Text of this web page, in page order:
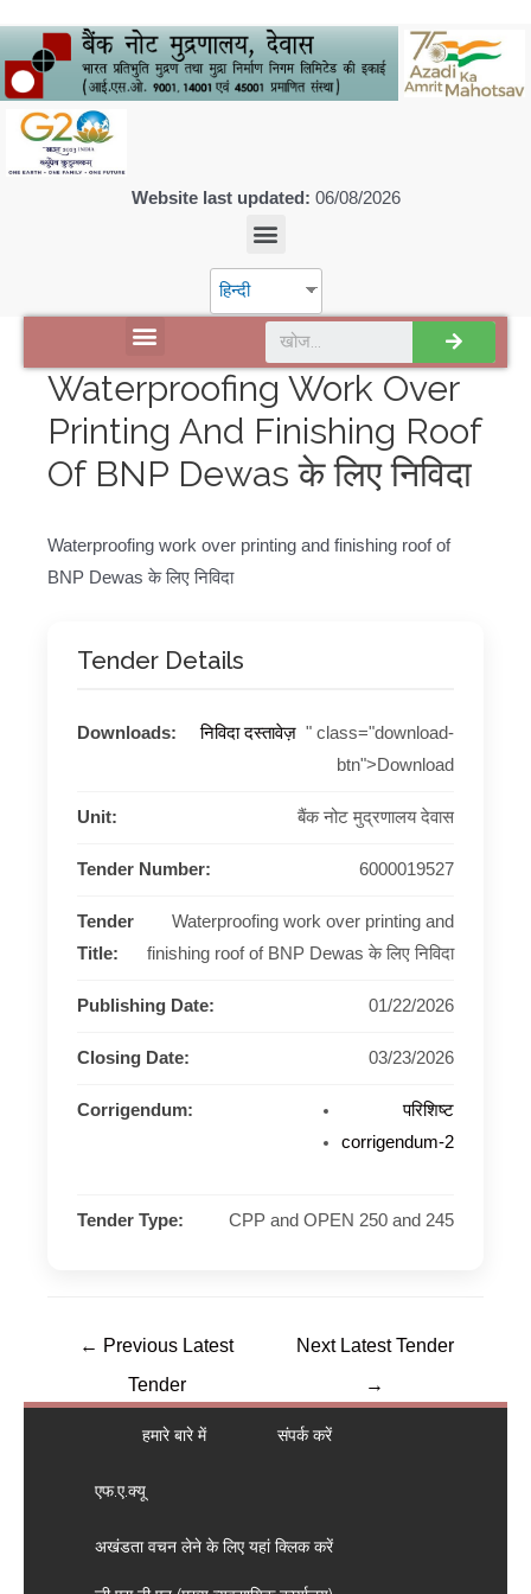
Website last updated: 06/08/2026
हिन्दी
Waterproofing Work Over
Printing And Finishing Roof
Of BNP Dewas के लिए निविदा
Waterproofing work over printing and finishing roof of
BNP Dewas के लिए निविदा
Tender Details
Downloads: निविदा दस्तावेज़ " class="download-
btn">Download
Unit: बैंक नोट मुद्रणालय देवास
Tender Number: 6000019527
Tender
Title:
Waterproofing work over printing and
finishing roof of BNP Dewas के लिए निविदा
Publishing Date: 01/22/2026
Closing Date: 03/23/2026
Corrigendum:
परिशिष्ट
corrigendum-2
Tender Type: CPP and OPEN 250 and 245
← Previous Latest
Tender
Next Latest Tender
→
हमारे बारे में संपर्क करें
एफ.ए.क्यू
अखंडता वचन लेने के लिए यहां क्लिक करें